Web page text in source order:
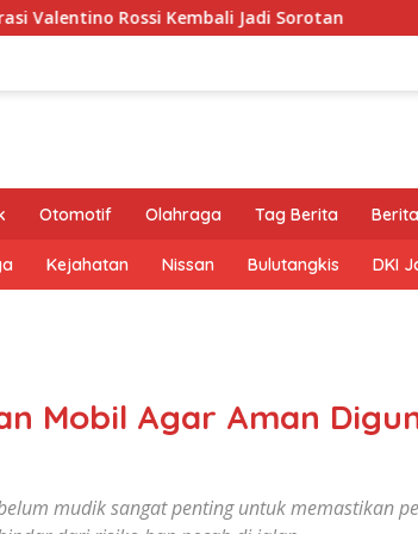
Kembali Jadi Sorotan Hasil Thomas
Otomotif Olahraga Tag Berita
Kejahatan Nissan Bulutangkis DKI
Mobil Agar Aman
mudik sangat penting untuk memastikan